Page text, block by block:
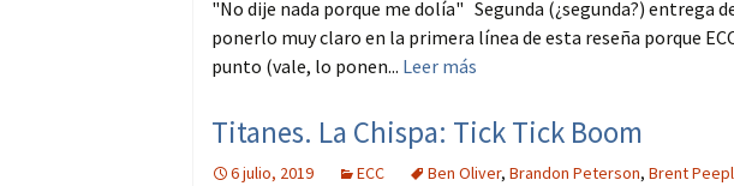
"No dije nada porque me dolía" Segunda (¿segunda?) entrega
ponerlo muy claro en la primera línea de esta reseña porque
punto (vale, lo ponen... Leer más
Titanes. La Chispa: Tick Tick Boom
6 julio, 2019 ECC Ben Oliver, Brandon Peterson, Brent